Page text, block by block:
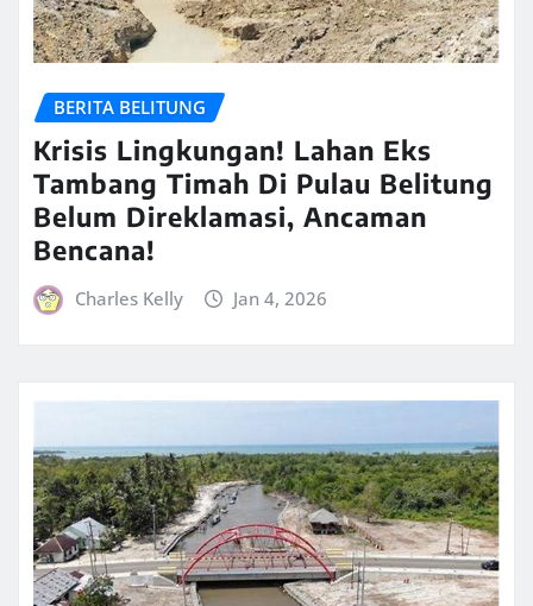
BERITA BELITUNG
Krisis Lingkungan! Lahan Eks
Tambang Timah Di Pulau Belitung
Belum Direklamasi, Ancaman
Bencana!
Charles Kelly Jan 4, 2026